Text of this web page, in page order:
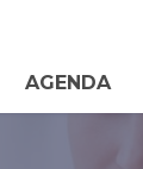
AGENDA